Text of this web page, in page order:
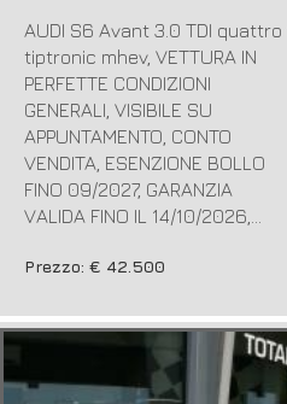
AUDI S6 Avant 3.0 TDI quattro
tiptronic mhev, VETTURA IN
PERFETTE CONDIZIONI
GENERALI, VISIBILE SU
APPUNTAMENTO, CONTO
VENDITA, ESENZIONE BOLLO
FINO 09/2027, GARANZIA
VALIDA FINO IL 14/10/2026,...
Prezzo: € 42.500